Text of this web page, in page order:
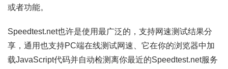
或者功能。
Speedtest.net也许是使用最广泛的，支持网速测试结果分
享，通用也支持PC端在线测试网速、它在你的浏览器中加
载JavaScript代码并自动检测离你最近的Speedtest.net服务